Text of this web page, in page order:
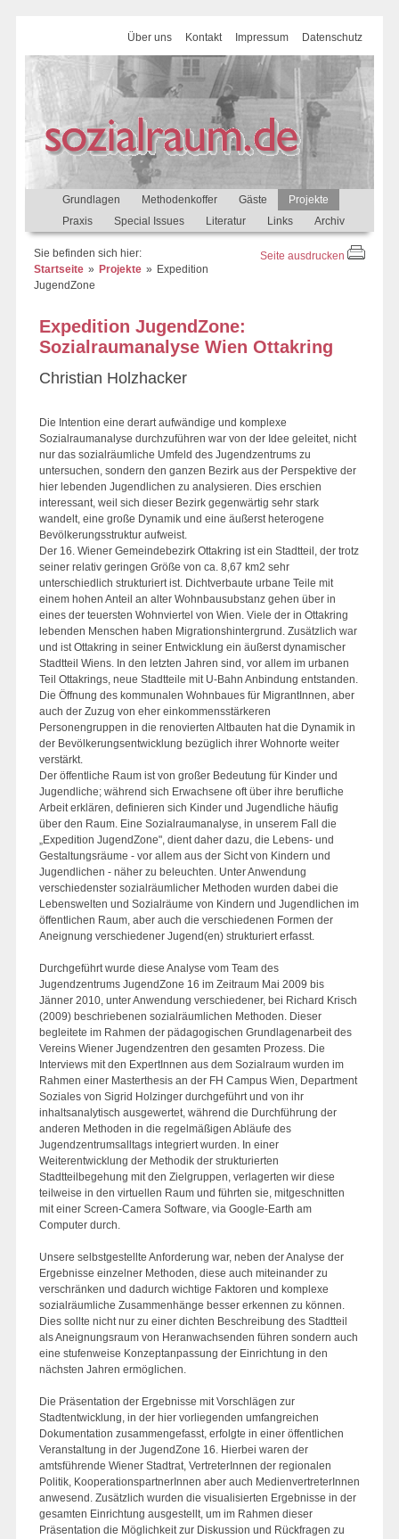
Über uns Kontakt Impressum Datenschutz
Grundlagen Methodenkoffer Gäste
Projekte
Praxis
Special Issues Literatur Links Archiv
Seite ausdrucken
Sie befinden sich hier:
Startseite
Projekte
Expedition
JugendZone
Expedition JugendZone:
Sozialraumanalyse Wien Ottakring
Christian Holzhacker
Die Intention eine derart aufwändige und komplexe
Sozialraumanalyse durchzuführen war von der Idee geleitet, nicht
nur das sozialräumliche Umfeld des Jugendzentrums zu
untersuchen, sondern den ganzen Bezirk aus der Perspektive der
hier lebenden Jugendlichen zu analysieren. Dies erschien
interessant, weil sich dieser Bezirk gegenwärtig sehr stark
wandelt, eine große Dynamik und eine äußerst heterogene
Bevölkerungsstruktur aufweist.
Der 16. Wiener Gemeindebezirk Ottakring ist ein Stadtteil, der trotz
seiner relativ geringen Größe von ca. 8,67 km2 sehr
unterschiedlich strukturiert ist. Dichtverbaute urbane Teile mit
einem hohen Anteil an alter Wohnbausubstanz gehen über in
eines der teuersten Wohnviertel von Wien. Viele der in Ottakring
lebenden Menschen haben Migrationshintergrund. Zusätzlich war
und ist Ottakring in seiner Entwicklung ein äußerst dynamischer
Stadtteil Wiens. In den letzten Jahren sind, vor allem im urbanen
Teil Ottakrings, neue Stadtteile mit U-Bahn Anbindung entstanden.
Die Öffnung des kommunalen Wohnbaues für MigrantInnen, aber
auch der Zuzug von eher einkommensstärkeren
Personengruppen in die renovierten Altbauten hat die Dynamik in
der Bevölkerungsentwicklung bezüglich ihrer Wohnorte weiter
verstärkt.
Der öffentliche Raum ist von großer Bedeutung für Kinder und
Jugendliche; während sich Erwachsene oft über ihre berufliche
Arbeit erklären, definieren sich Kinder und Jugendliche häufig
über den Raum. Eine Sozialraumanalyse, in unserem Fall die
„Expedition JugendZone", dient daher dazu, die Lebens- und
Gestaltungsräume - vor allem aus der Sicht von Kindern und
Jugendlichen - näher zu beleuchten. Unter Anwendung
verschiedenster sozialräumlicher Methoden wurden dabei die
Lebenswelten und Sozialräume von Kindern und Jugendlichen im
öffentlichen Raum, aber auch die verschiedenen Formen der
Aneignung verschiedener Jugend(en) strukturiert erfasst.
Durchgeführt wurde diese Analyse vom Team des
Jugendzentrums JugendZone 16 im Zeitraum Mai 2009 bis
Jänner 2010, unter Anwendung verschiedener, bei Richard Krisch
(2009) beschriebenen sozialräumlichen Methoden. Dieser
begleitete im Rahmen der pädagogischen Grundlagenarbeit des
Vereins Wiener Jugendzentren den gesamten Prozess. Die
Interviews mit den ExpertInnen aus dem Sozialraum wurden im
Rahmen einer Masterthesis an der FH Campus Wien, Department
Soziales von Sigrid Holzinger durchgeführt und von ihr
inhaltsanalytisch ausgewertet, während die Durchführung der
anderen Methoden in die regelmäßigen Abläufe des
Jugendzentrumsalltags integriert wurden. In einer
Weiterentwicklung der Methodik der strukturierten
Stadtteilbegehung mit den Zielgruppen, verlagerten wir diese
teilweise in den virtuellen Raum und führten sie, mitgeschnitten
mit einer Screen-Camera Software, via Google-Earth am
Computer durch.
Unsere selbstgestellte Anforderung war, neben der Analyse der
Ergebnisse einzelner Methoden, diese auch miteinander zu
verschränken und dadurch wichtige Faktoren und komplexe
sozialräumliche Zusammenhänge besser erkennen zu können.
Dies sollte nicht nur zu einer dichten Beschreibung des Stadtteil
als Aneignungsraum von Heranwachsenden führen sondern auch
eine stufenweise Konzeptanpassung der Einrichtung in den
nächsten Jahren ermöglichen.
Die Präsentation der Ergebnisse mit Vorschlägen zur
Stadtentwicklung, in der hier vorliegenden umfangreichen
Dokumentation zusammengefasst, erfolgte in einer öffentlichen
Veranstaltung in der JugendZone 16. Hierbei waren der
amtsführende Wiener Stadtrat, VertreterInnen der regionalen
Politik, KooperationspartnerInnen aber auch MedienvertreterInnen
anwesend. Zusätzlich wurden die visualisierten Ergebnisse in der
gesamten Einrichtung ausgestellt, um im Rahmen dieser
Präsentation die Möglichkeit zur Diskussion und Rückfragen zu